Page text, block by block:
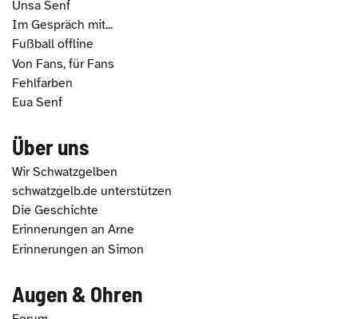
Unsa Senf
Im Gespräch mit...
Fußball offline
Von Fans, für Fans
Fehlfarben
Eua Senf
Über uns
Wir Schwatzgelben
schwatzgelb.de unterstützen
Die Geschichte
Erinnerungen an Arne
Erinnerungen an Simon
Augen & Ohren